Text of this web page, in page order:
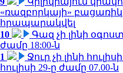
«ռազբորկայի»
հրապարակվել
10
Գազ չի լինի
ժամը 18:00-ն
1
Ջուր չի լինի
հուլիսի 29-ը ժամը 07.00-ն